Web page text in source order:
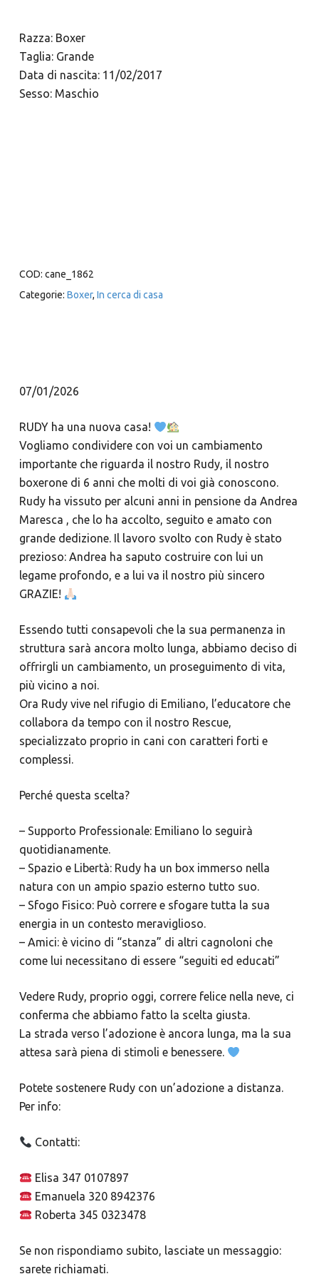
Razza: Boxer
Taglia: Grande
Data di nascita: 11/02/2017
Sesso: Maschio
COD: cane_1862
Categorie: Boxer, In cerca di casa
07/01/2026
RUDY ha una nuova casa!
Vogliamo condividere con voi un cambiamento
importante che riguarda il nostro Rudy, il nostro
boxerone di 6 anni che molti di voi già conoscono.
​Rudy ha vissuto per alcuni anni in pensione da Andrea
Maresca , che lo ha accolto, seguito e amato con
grande dedizione. Il lavoro svolto con Rudy è stato
prezioso: Andrea ha saputo costruire con lui un
legame profondo, e a lui va il nostro più sincero
GRAZIE!
Essendo tutti consapevoli che la sua permanenza in
struttura sarà ancora molto lunga, abbiamo deciso di
offrirgli un cambiamento, un proseguimento di vita,
più vicino a noi.
​Ora Rudy vive nel rifugio di Emiliano, l’educatore che
collabora da tempo con il nostro Rescue,
specializzato proprio in cani con caratteri forti e
complessi.
​Perché questa scelta?
– ​Supporto Professionale: Emiliano lo seguirà
quotidianamente.
– Spazio e Libertà: Rudy ha un box immerso nella
natura con un ampio spazio esterno tutto suo.
– Sfogo Fisico: Può correre e sfogare tutta la sua
energia in un contesto meraviglioso.
– Amici: è vicino di “stanza” di altri cagnoloni che
come lui necessitano di essere “seguiti ed educati”
Vedere Rudy, proprio oggi, correre felice nella neve, ci
conferma che abbiamo fatto la scelta giusta.
La strada verso l’adozione è ancora lunga, ma la sua
attesa sarà piena di stimoli e benessere.
Potete sostenere Rudy con un’adozione a distanza.
Per info:
Contatti:
Elisa 347 0107897
Emanuela 320 8942376
Roberta 345 0323478
Se non rispondiamo subito, lasciate un messaggio:
sarete richiamati.